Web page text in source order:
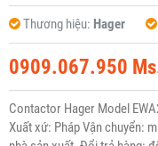
Thương hiệu: Hager
0909.067.950
Contactor Hager Model
Xuất xứ: Pháp Vận chuyển: